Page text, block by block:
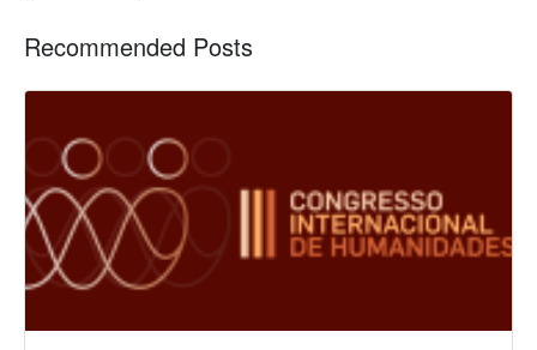
Recommended Posts